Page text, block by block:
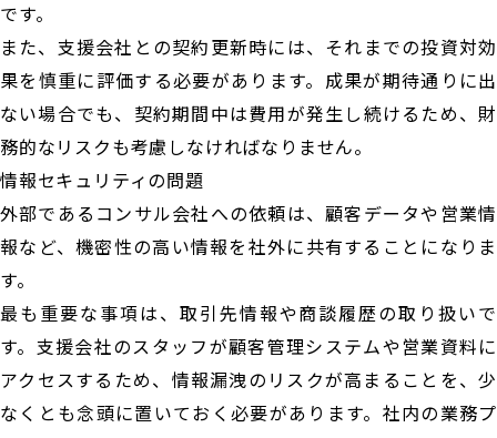
です。
また、支援会社との契約更新時には、それまでの投資対効
果を慎重に評価する必要があります。成果が期待通りに出
ない場合でも、契約期間中は費用が発生し続けるため、財
務的なリスクも考慮しなければなりません。
情報セキュリティの問題
外部であるコンサル会社への依頼は、顧客データや営業情
報など、機密性の高い情報を社外に共有することになりま
す。
最も重要な事項は、取引先情報や商談履歴の取り扱いで
す。支援会社のスタッフが顧客管理システムや営業資料に
アクセスするため、情報漏洩のリスクが高まることを、少
なくとも念頭に置いておく必要があります。社内の業務プ